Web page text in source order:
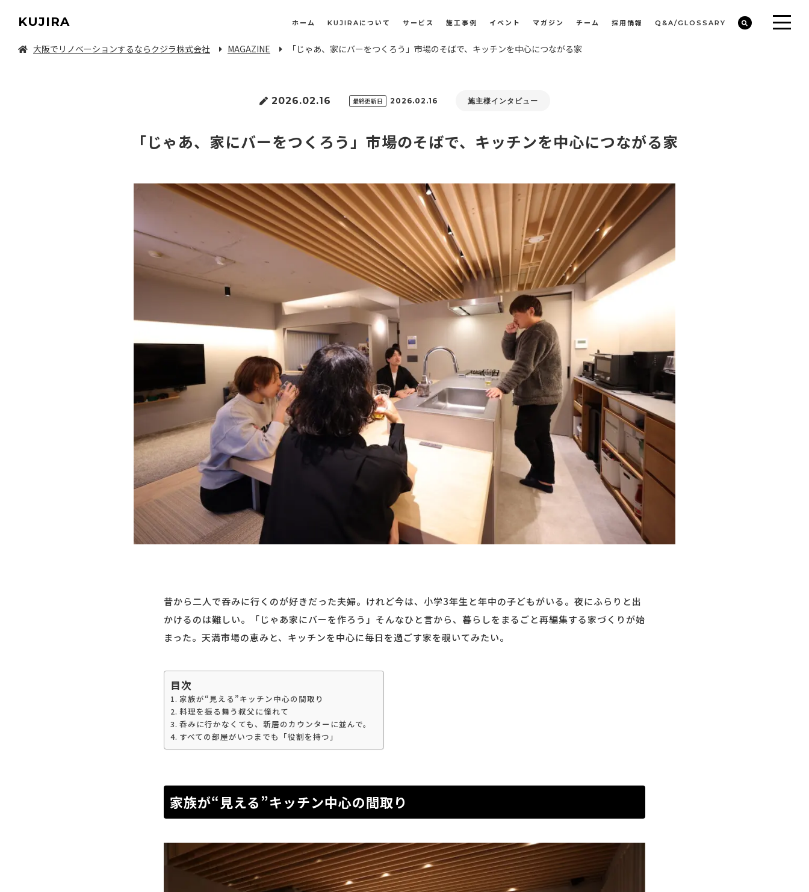
KUJIRA ホーム KUJIRAについて サービス 施工事例 イベント マガジン チーム 採用情報 Q&A/GLOSSARY
大阪でリノベーションするならクジラ株式会社 MAGAZINE 「じゃあ、家にバーをつくろう」市場のそばで、キッチンを中心につながる家
2026.02.16 最終更新日 2026.02.16 施主様インタビュー
「じゃあ、家にバーをつくろう」市場のそばで、キッチンを中心につながる家
昔から二人で呑みに行くのが好きだった夫婦。けれど今は、小学3年生と年中の子どもがいる。夜にふらりと出
かけるのは難しい。「じゃあ家にバーを作ろう」そんなひと言から、暮らしをまるごと再編集する家づくりが始
まった。天満市場の恵みと、キッチンを中心に毎日を過ごす家を覗いてみたい。
目次
家族が“見える”キッチン中心の間取り
料理を振る舞う叔父に憧れて
呑みに行かなくても、新居のカウンターに並んで。
すべての部屋がいつまでも「役割を持つ」
家族が“見える”キッチン中心の間取り